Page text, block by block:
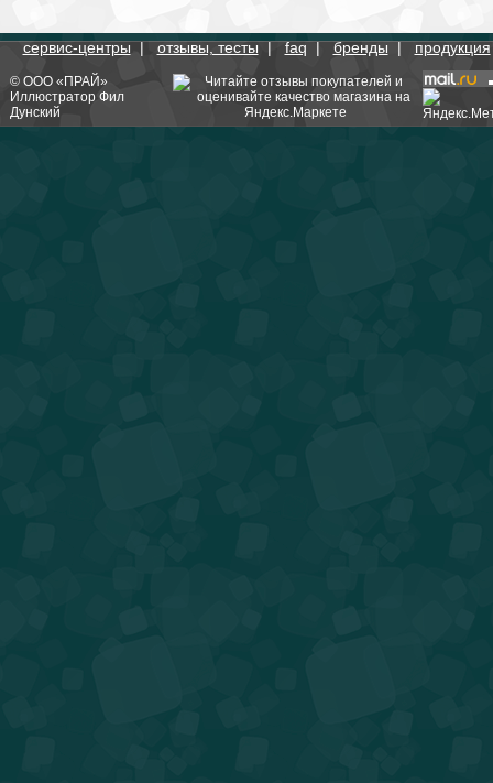
сервис-центры|отзывы, тесты|faq|бренды|продукция
© ООО «ПРАЙ»
Иллюстратор Фил
Дунский